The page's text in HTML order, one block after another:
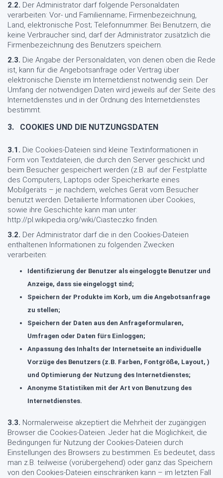
2.2. Der Administrator darf folgende Personaldaten
verarbeiten: Vor- und Familienname; Firmenbezeichnung,
Land, elektronische Post; Telefonnummer. Bei Benutzern, die
keine Verbraucher sind, darf der Administrator zusätzlich die
Firmenbezeichnung des Benutzers speichern.
2.3. Die Angabe der Personaldaten, von denen oben die Rede
ist, kann für die Angebotsanfrage oder Vertrag über
elektronische Dienste im Internetdienst notwendig sein. Der
Umfang der notwendigen Daten wird jeweils auf der Seite des
Internetdienstes und in der Ordnung des Internetdienstes
bestimmt.
3. COOKIES UND DIE NUTZUNGSDATEN
3.1. Die Cookies-Dateien sind kleine Textinformationen in
Form von Textdateien, die durch den Server geschickt und
beim Besucher gespeichert werden (z.B. auf der Festplatte
des Computers, Laptops oder Speicherkarte eines
Mobilgeräts – je nachdem, welches Gerät vom Besucher
benutzt werden. Detailierte Informationen über Cookies,
sowie ihre Geschichte kann man unter:
http://pl.wikipedia.org/wiki/Ciasteczko finden.
3.2. Der Administrator darf die in den Cookies-Dateien
enthaltenen Informationen zu folgenden Zwecken
verarbeiten:
Identifizierung der Benutzer als eingeloggte Benutzer und
Anzeige, dass sie eingeloggt sind;
Speichern der Produkte im Korb, um die Angebotsanfrage
zu stellen;
Speichern der Daten aus den Anfrageformularen,
Umfragen oder Daten fürs Einloggen;
Anpassung des Inhalts der Internetseite an individuelle
Vorzüge des Benutzers (z.B. Farben, Fontgröße, Layout, )
und Optimierung der Nutzung des Internetdienstes;
Anonyme Statistiken mit der Art von Benutzung des
Internetdienstes.
3.3. Normalerweise akzeptiert die Mehrheit der zugängigen
Browser die Cookies-Dateien. Jeder hat die Möglichkeit, die
Bedingungen für Nutzung der Cookies-Dateien durch
Einstellungen des Browsers zu bestimmen. Es bedeutet, dass
man z.B. teilweise (vorübergehend) oder ganz das Speichern
von den Cookies-Dateien einschränken kann – im letzten Fall